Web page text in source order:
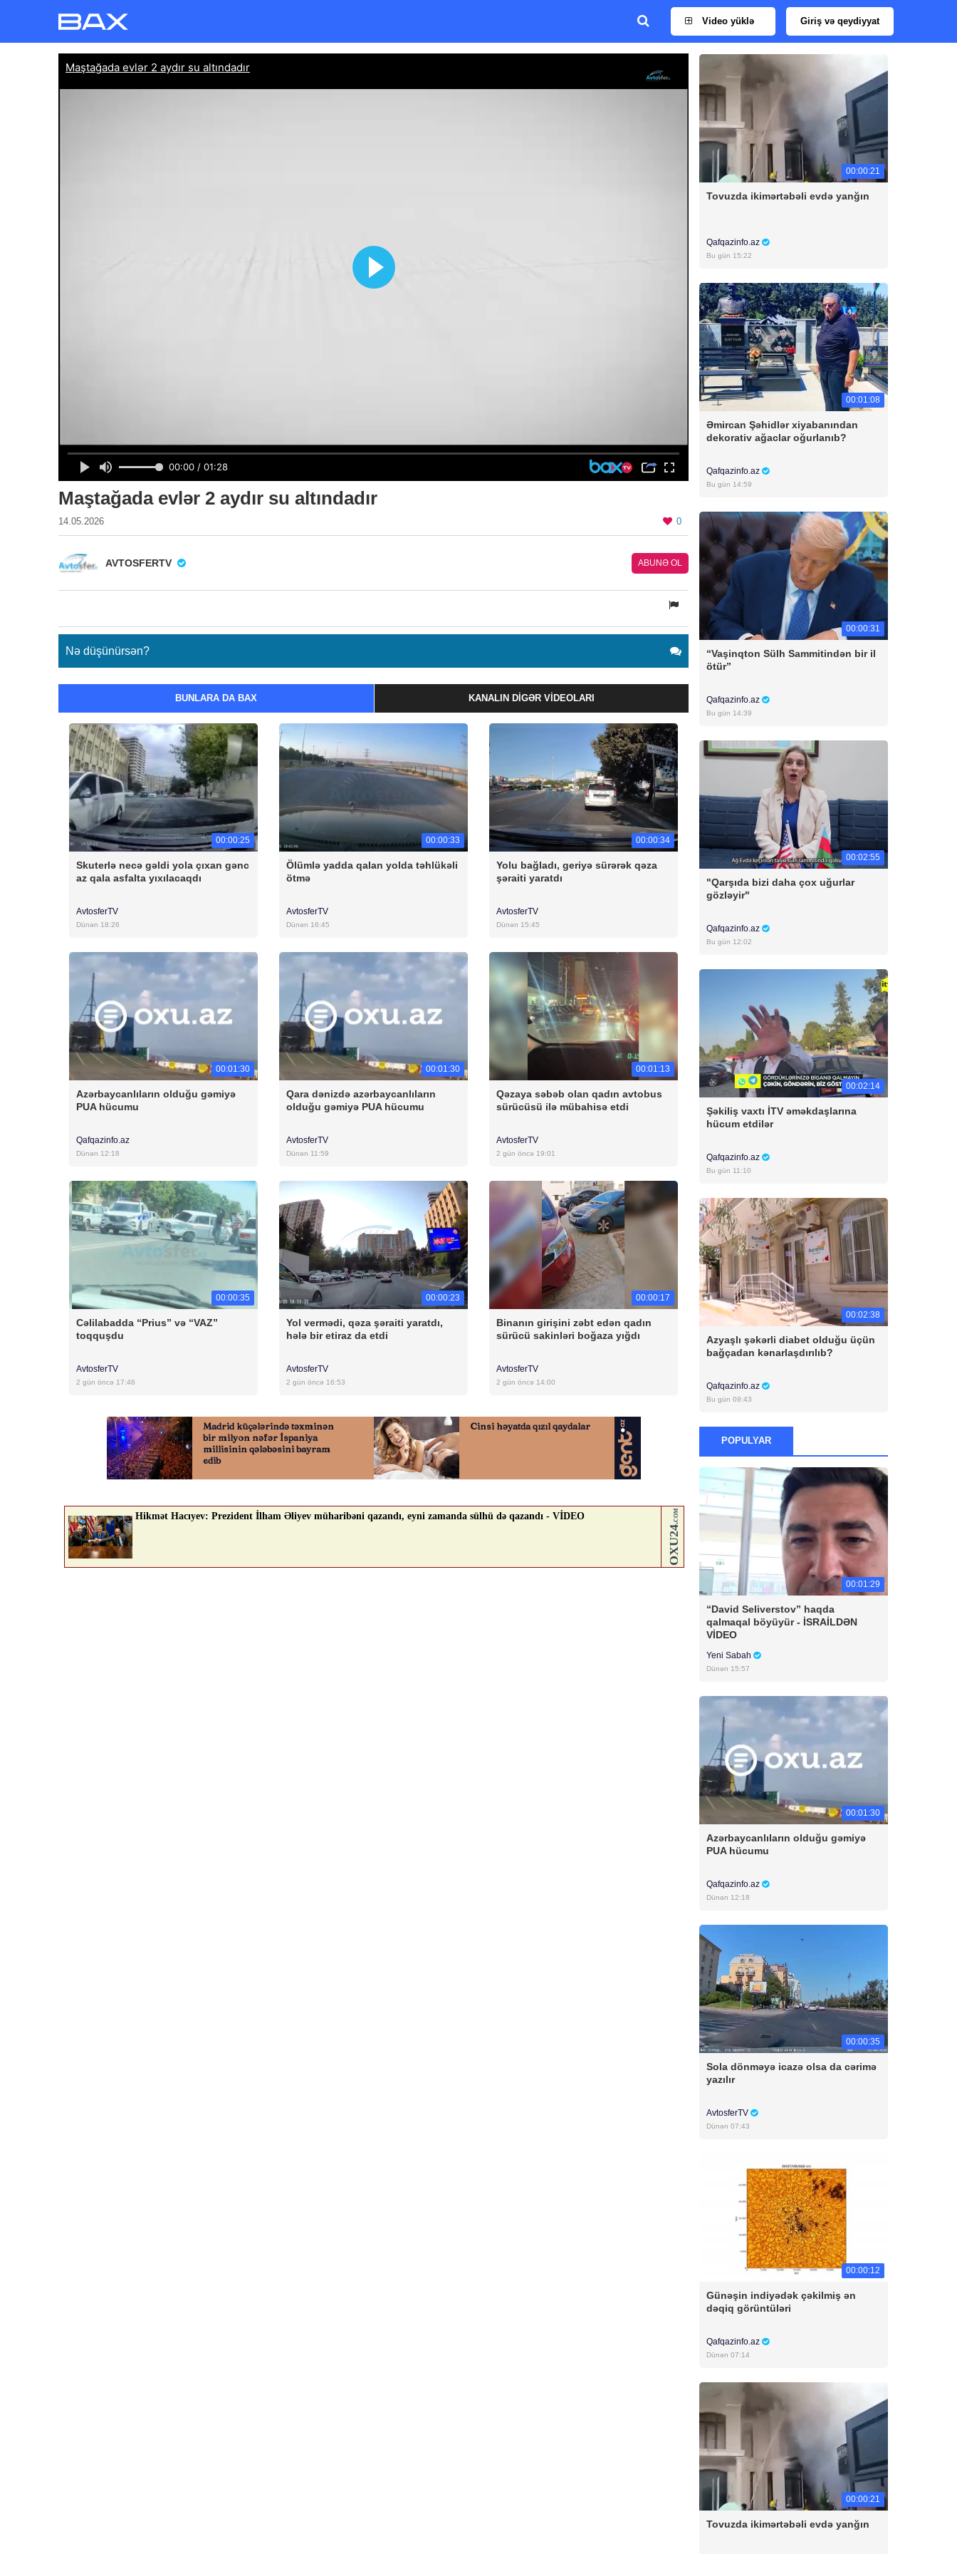
Video yüklə Giriş və qeydiyyat
Maştağada evlər 2 aydır su altındadır
14.05.2026 0
AVTOSFERTV ABUNƏ OL
Nə düşünürsən?
BUNLARA DA BAX KANALIN DIGƏR VIDEOLARI
00:00:25
Skuterlə necə gəldi yola çıxan gənc
az qala asfalta yıxılacaqdı
AvtosferTV
Dünən 18:26
00:00:33
Ölümlə yadda qalan yolda təhlükəli
ötmə
AvtosferTV
Dünən 16:45
00:00:34
Yolu bağladı, geriyə sürərək qəza
şəraiti yaratdı
AvtosferTV
Dünən 15:45
00:01:30
Azərbaycanlıların olduğu gəmiyə
PUA hücumu
Qafqazinfo.az
Dünən 12:18
00:01:30
Qara dənizdə azərbaycanlıların
olduğu gəmiyə PUA hücumu
AvtosferTV
Dünən 11:59
00:01:13
Qəzaya səbəb olan qadın avtobus
sürücüsü ilə mübahisə etdi
AvtosferTV
2 gün öncə 19:01
00:00:35
Cəlilabadda “Prius” və “VAZ”
toqquşdu
AvtosferTV
2 gün öncə 17:46
00:00:23
Yol vermədi, qəza şəraiti yaratdı,
hələ bir etiraz da etdi
AvtosferTV
2 gün öncə 16:53
00:00:17
Binanın girişini zəbt edən qadın
sürücü sakinləri boğaza yığdı
AvtosferTV
2 gün öncə 14:00
00:00:21
Tovuzda ikimərtəbəli evdə yanğın
Qafqazinfo.az
Bu gün 15:22
00:01:08
Əmircan Şəhidlər xiyabanından
dekorativ ağaclar oğurlanıb?
Qafqazinfo.az
Bu gün 14:59
00:00:31
“Vaşinqton Sülh Sammitindən bir il
ötür”
Qafqazinfo.az
Bu gün 14:39
00:02:55
"Qarşıda bizi daha çox uğurlar
gözləyir"
Qafqazinfo.az
Bu gün 12:02
00:02:14
Şəkiliş vaxtı İTV əməkdaşlarına
hücum etdilər
Qafqazinfo.az
Bu gün 11:10
00:02:38
Azyaşlı şəkərli diabet olduğu üçün
bağçadan kənarlaşdırılıb?
Qafqazinfo.az
Bu gün 09:43
POPULYAR
00:01:29
“David Seliverstov” haqda
qalmaqal böyüyür - İSRAİLDƏN
VİDEO
Yeni Sabah
Dünən 15:57
00:01:30
Azərbaycanlıların olduğu gəmiyə
PUA hücumu
Qafqazinfo.az
Dünən 12:18
00:00:35
Sola dönməyə icazə olsa da cərimə
yazılır
AvtosferTV
Dünən 07:43
00:00:12
Günəşin indiyədək çəkilmiş ən
dəqiq görüntüləri
Qafqazinfo.az
Dünən 07:14
00:00:21
Tovuzda ikimərtəbəli evdə yanğın